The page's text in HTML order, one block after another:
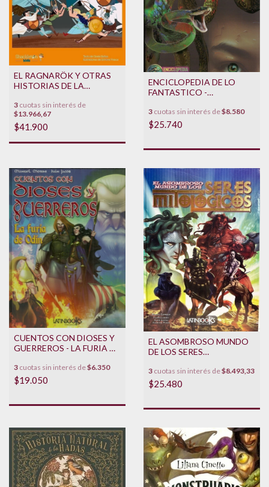
EL RAGNARÖK Y OTRAS
HISTORIAS DE LA
3 cuotas sin interés de
$13.966,67
$41.900
ENCICLOPEDIA DE LO
FANTASTICO -
MITOLOGICAS
3 cuotas sin interés de$8.580
$25.740
CUENTOS CON DIOSES Y
GUERREROS - LA FURIA DE
3 cuotas sin interés de$6.350
$19.050
EL ASOMBROSO MUNDO
DE LOS SERES
3 cuotas sin interés de$8.493,33
$25.480